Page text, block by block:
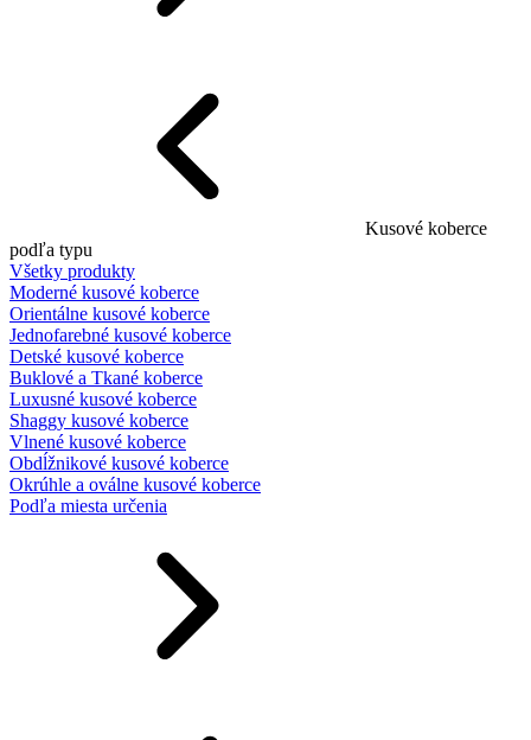
Kusové koberce
podľa typu
Všetky produkty
Moderné kusové koberce
Orientálne kusové koberce
Jednofarebné kusové koberce
Detské kusové koberce
Buklové a Tkané koberce
Luxusné kusové koberce
Shaggy kusové koberce
Vlnené kusové koberce
Obdĺžnikové kusové koberce
Okrúhle a oválne kusové koberce
Podľa miesta určenia